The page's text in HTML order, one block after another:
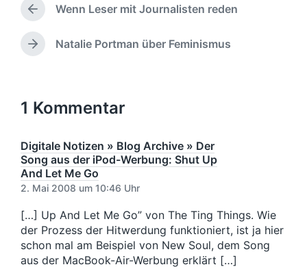
t
i
c
g
d
a
t
u
e
e
n
f
e
n
t
h
n
a
w
ö
V
o
r
h
g
B
e
i
t
a
g
:
Wenn Leser mit Journalisten reden
N
s
t
r
B
e
i
r
a
g
:
Natalie Portman über Feminismus
1 Kommentar
Digitale Notizen » Blog Archive » Der
Song aus der iPod-Werbung: Shut Up
And Let Me Go
2. Mai 2008 um 10:46 Uhr
[…] Up And Let Me Go” von The Ting Things. Wie
der Prozess der Hitwerdung funktioniert, ist ja hier
schon mal am Beispiel von New Soul, dem Song
aus der MacBook-Air-Werbung erklärt […]